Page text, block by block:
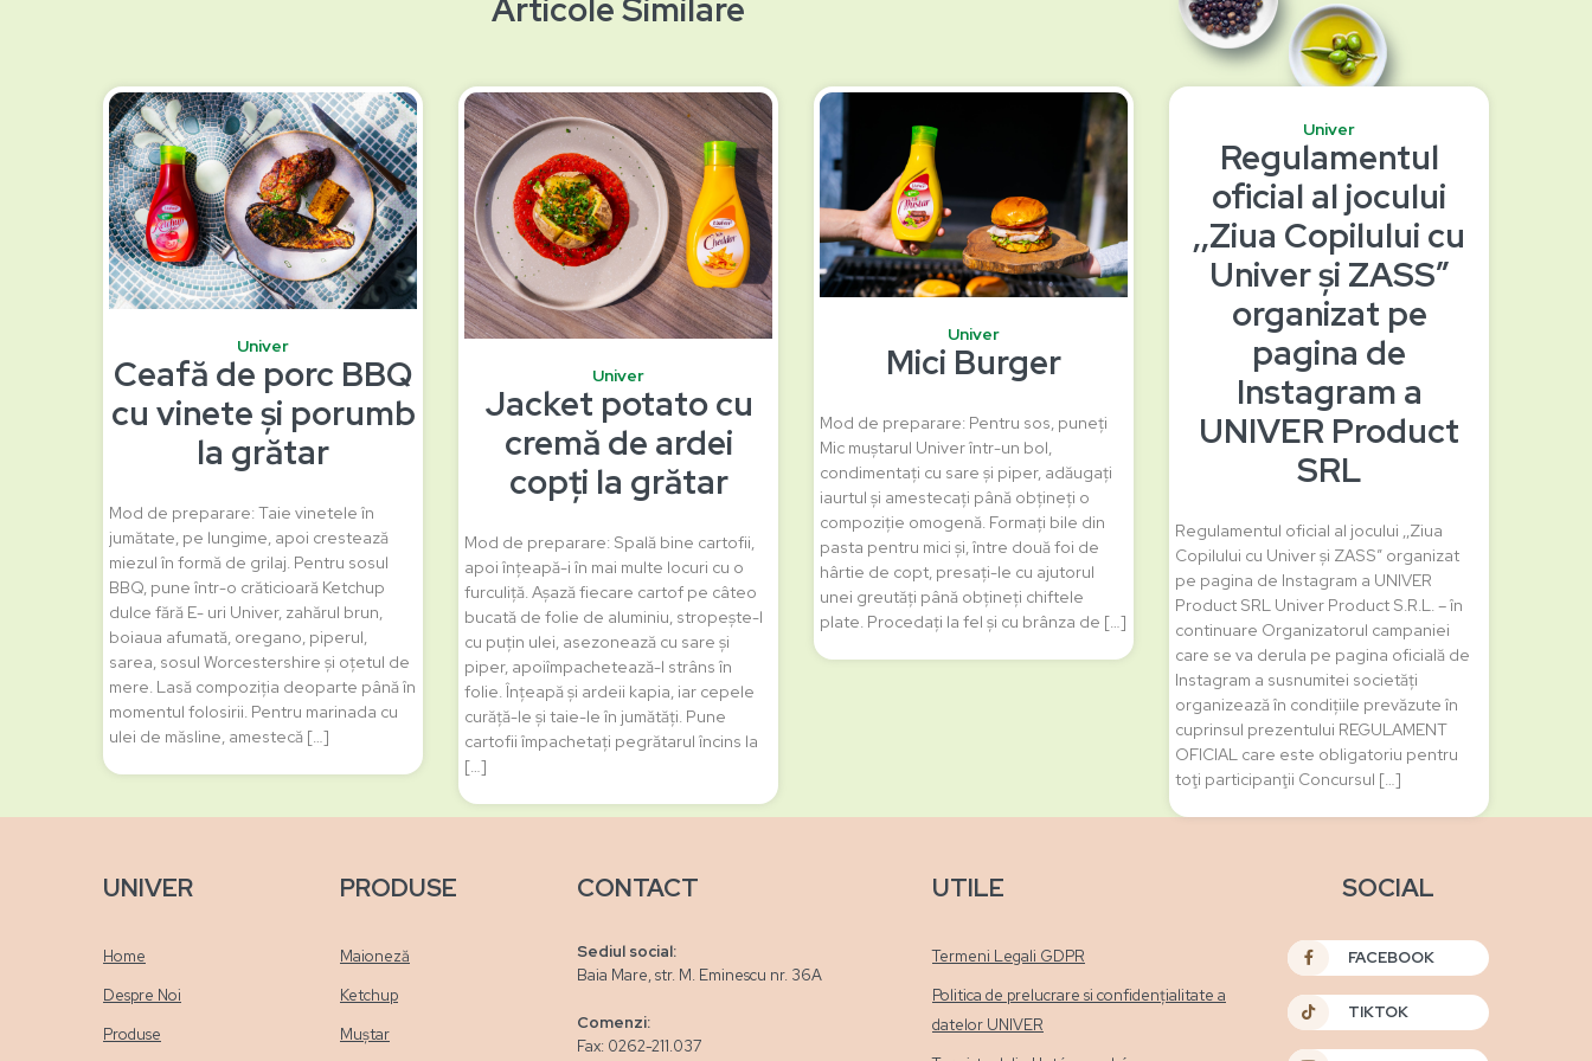
Articole Similare
Univer
Ceafă de porc BBQ
cu vinete și porumb
la grătar
Mod de preparare: Taie vinetele în
jumătate, pe lungime, apoi crestează
miezul în formă de grilaj. Pentru sosul
BBQ, pune într-o crăticioară Ketchup
dulce fără E- uri Univer, zahărul brun,
boiaua afumată, oregano, piperul,
sarea, sosul Worcestershire și oțetul de
mere. Lasă compoziția deoparte până în
momentul folosirii. Pentru marinada cu
ulei de măsline, amestecă […]
Univer
Jacket potato cu
cremă de ardei
copți la grătar
Mod de preparare: Spală bine cartofii,
apoi înțeapă-i în mai multe locuri cu o
furculiță. Așază fiecare cartof pe câteo
bucată de folie de aluminiu, stropește-l
cu puțin ulei, asezonează cu sare și
piper, apoiîmpachetează-l strâns în
folie. Înțeapă și ardeii kapia, iar cepele
curăță-le și taie-le în jumătăți. Pune
cartofii împachetați pegrătarul încins la
[…]
Univer
Mici Burger
Mod de preparare: Pentru sos, puneți
Mic muștarul Univer într-un bol,
condimentați cu sare și piper, adăugați
iaurtul și amestecați până obțineți o
compoziție omogenă. Formați bile din
pasta pentru mici și, între două foi de
hârtie de copt, presați-le cu ajutorul
unei greutăți până obțineți chiftele
plate. Procedați la fel și cu brânza de […]
Univer
Regulamentul
oficial al jocului
‚,Ziua Copilului cu
Univer și ZASS”
organizat pe
pagina de
Instagram a
UNIVER Product
SRL
Regulamentul oficial al jocului ‚,Ziua
Copilului cu Univer și ZASS” organizat
pe pagina de Instagram a UNIVER
Product SRL Univer Product S.R.L. – în
continuare Organizatorul campaniei
care se va derula pe pagina oficială de
Instagram a susnumitei societăți
organizează în condițiile prevăzute în
cuprinsul prezentului REGULAMENT
OFICIAL care este obligatoriu pentru
toţi participanţii Concursul […]
UNIVER
Home
Despre Noi
Produse
PRODUSE
Maioneză
Ketchup
Muștar
CONTACT
Sediul social:
Baia Mare, str. M. Eminescu nr. 36A
Comenzi:
Fax: 0262-211.037
UTILE
Termeni Legali GDPR
Politica de prelucrare si confidențialitate a
datelor UNIVER
SOCIAL
FACEBOOK
TIKTOK